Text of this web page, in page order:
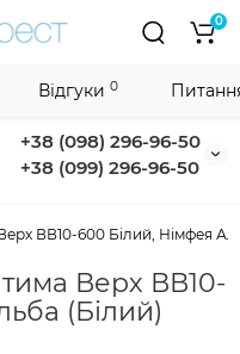
+38 (098) 296-96-50
+38 (099) 296-96-50
0
ВВ10-600 Білий, Німфея
Верх ВВ10-
(Білий)
Відгуки 0